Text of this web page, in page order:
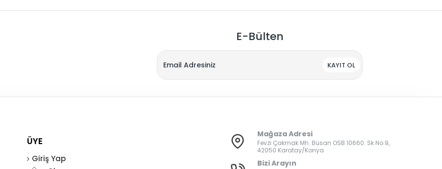
E-Bülten
KAYIT OL
ÜYE
Giriş Yap
Mağaza Adresi
Fevzi Çakmak Mh. Büsan OSB 10660. Sk No:9,
42050 Karatay/Konya
Bizi Arayın